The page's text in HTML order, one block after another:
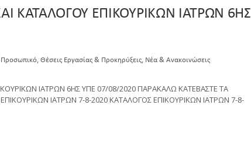
ΚΑΤΑΛΟΓΟΥ ΕΠΙΚΟΥΡΙΚΩΝ ΙΑΤΡΩΝ 6ΗΣ
Προσωπικό, Θέσεις Εργασίας & Προκηρύξεις, Νέα & Ανακοινώσεις
ΙΑΤΡΩΝ 6ΗΣ ΥΠΕ 07/08/2020 ΠΑΡΑΚΑΛΩ ΚΑΤΕΒΑΣΤΕ ΤΑ
ΙΑΤΡΩΝ 7-8-2020 ΚΑΤΑΛΟΓΟΣ ΕΠΙΚΟΥΡΙΚΩΝ ΙΑΤΡΩΝ 7-8-